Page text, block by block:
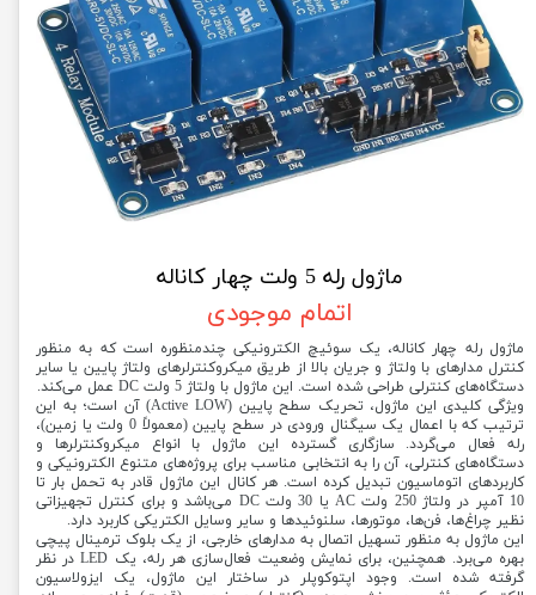
ماژول رله 5 ولت چهار کاناله
اتمام موجودی
ماژول رله چهار کاناله، یک سوئیچ الکترونیکی چندمنظوره است که به منظور
کنترل مدارهای با ولتاژ و جریان بالا از طریق میکروکنترلرهای ولتاژ پایین یا سایر
دستگاه‌های کنترلی طراحی شده است. این ماژول با ولتاژ 5 ولت DC عمل می‌کند.
ویژگی کلیدی این ماژول، تحریک سطح پایین (Active LOW) آن است؛ به این
ترتیب که با اعمال یک سیگنال ورودی در سطح پایین (معمولاً 0 ولت یا زمین)،
رله فعال می‌گردد. سازگاری گسترده این ماژول با انواع میکروکنترلرها و
دستگاه‌های کنترلی، آن را به انتخابی مناسب برای پروژه‌های متنوع الکترونیکی و
کاربردهای اتوماسیون تبدیل کرده است. هر کانال این ماژول قادر به تحمل بار تا
10 آمپر در ولتاژ 250 ولت AC یا 30 ولت DC می‌باشد و برای کنترل تجهیزاتی
نظیر چراغ‌ها، فن‌ها، موتورها، سلنوئیدها و سایر وسایل الکتریکی کاربرد دارد.
این ماژول به منظور تسهیل اتصال به مدارهای خارجی، از یک بلوک ترمینال پیچی
بهره می‌برد. همچنین، برای نمایش وضعیت فعال‌سازی هر رله، یک LED در نظر
گرفته شده است. وجود اپتوکوپلر در ساختار این ماژول، یک ایزولاسیون